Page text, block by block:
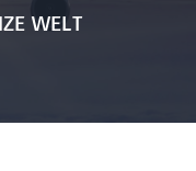
WELT